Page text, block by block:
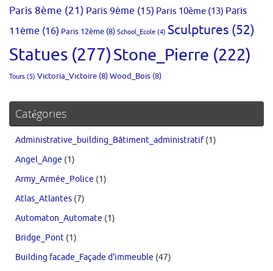
Paris 8ème (21) Paris 9ème (15) Paris 10ème (13) Paris
11ème (16) Paris 12ème (8) School_Ecole (4) Sculptures (52)
Statues (277)Stone_Pierre (222)
Tours (5) Victoria_Victoire (8)Wood_Bois (8)
Catégories
Administrative_building_Bâtiment_administratif(1)
Angel_Ange (1)
Army_Armée_Police (1)
Atlas_Atlantes (7)
Automaton_Automate (1)
Bridge_Pont (1)
Building facade_Façade d'immeuble (47)